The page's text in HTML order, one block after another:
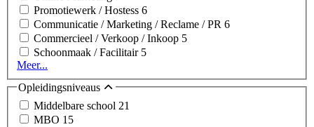
Promotiewerk / Hostess 6
Communicatie / Marketing / Reclame / PR 6
Commercieel / Verkoop / Inkoop 5
Schoonmaak / Facilitair 5
Meer...
Opleidingsniveaus
Middelbare school 21
MBO 15